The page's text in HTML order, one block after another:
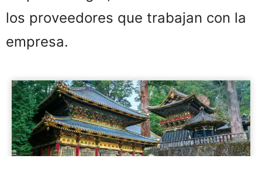
los proveedores que trabajan con la
empresa.